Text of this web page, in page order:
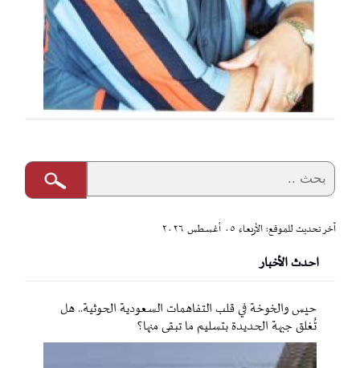
آخر تحديث للموقع: الأربعاء ٠٥ أغسطس ٢٠٢٦
احدث الأخبار
حيس والخوخة في قلب التفاهمات السعودية الحوثية.. هل
تُغلق جبهة الحديدة بتسليم ما تبقى منها؟